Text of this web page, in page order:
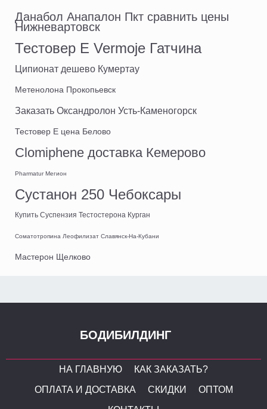
Данабол Анапалон Пкт сравнить цены
Нижневартовск
Тестовер Е Vermoje Гатчина
Ципионат дешево Кумертау
Метенолона Прокопьевск
Заказать Оксандролон Усть-Каменогорск
Тестовер Е цена Белово
Clomiphene доставка Кемерово
Pharmatur Мегион
Сустанон 250 Чебоксары
Купить Суспензия Тестостерона Курган
Соматотропина Леофилизат Славянск-На-Кубани
Мастерон Щелково
БОДИБИЛДИНГ
НА ГЛАВНУЮ
КАК ЗАКАЗАТЬ?
ОПЛАТА И ДОСТАВКА
СКИДКИ
ОПТОМ